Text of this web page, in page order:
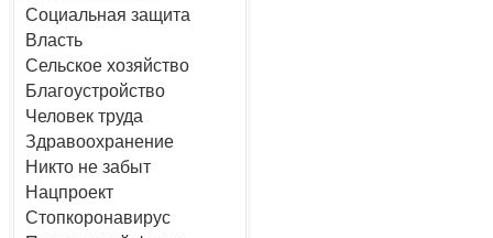
Социальная защита
Власть
Сельское хозяйство
Благоустройство
Человек труда
Здравоохранение
Никто не забыт
Нацпроект
Стопкоронавирус